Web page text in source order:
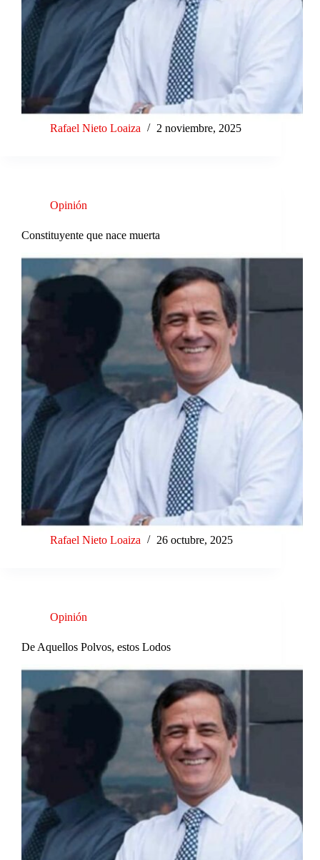
Rafael Nieto Loaiza 2 noviembre, 2025
Opinión
Constituyente que nace muerta
Rafael Nieto Loaiza 26 octubre, 2025
Opinión
De Aquellos Polvos, estos Lodos